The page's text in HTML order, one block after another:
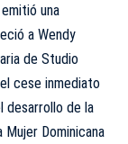
una
a Wendy
de Studio
cese inmediato
desarrollo de la
Dominicana